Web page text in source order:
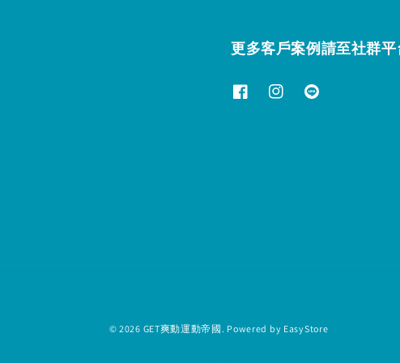
更多客戶案例請至社群平
© 2026 GET爽動運動帝國. Powered by EasyStore